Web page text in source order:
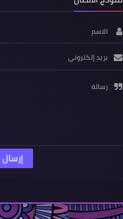
الاسم
بريد إلكتروني
رسالة